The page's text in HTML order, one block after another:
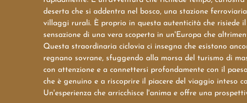
deserta che si addentra nel bosco, una stazione
villaggi rurali. È proprio in questa autenticità che risiede
sensazione di una vera scoperta in un'Europa che
Questa straordinaria ciclovia ci insegna che esistono
regnano sovrane, sfuggendo alla morsa del turismo di
con attenzione e a connettersi profondamente con il
che è genuino e a riscoprire il piacere del viaggio inteso
Un'esperienza che arricchisce l'anima e offre una